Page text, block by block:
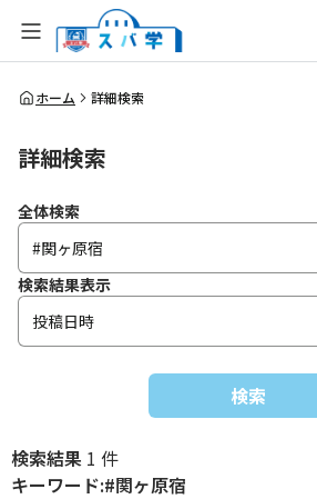
全体検索
ホーム 詳細検索
詳細検索
全体検索
検索結果表示
投稿日時
検索
検索結果 1 件
キーワード:#関ヶ原宿